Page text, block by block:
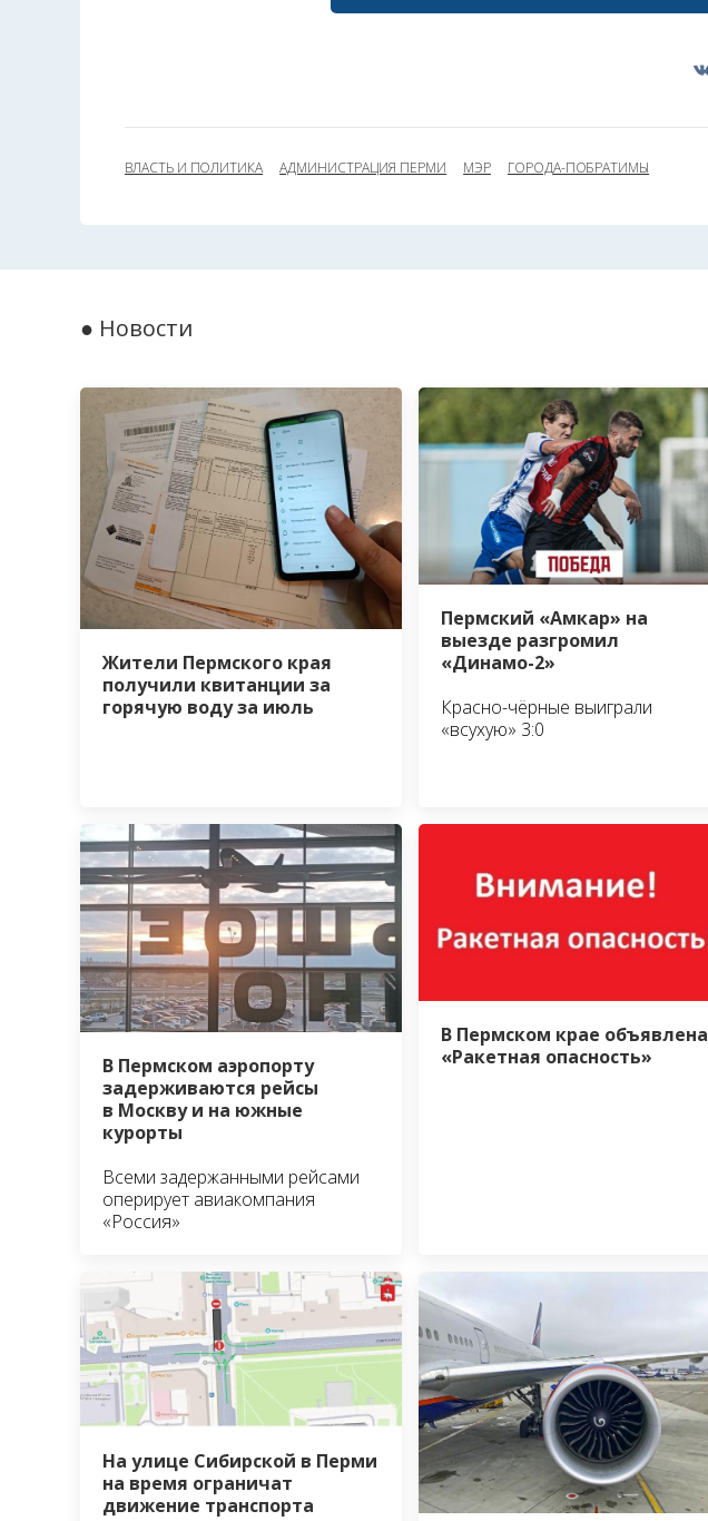
ВЛАСТЬ И ПОЛИТИКА АДМИНИСТРАЦИЯ ПЕРМИ МЭР ГОРОДА-ПОБРАТИМЫ
● Новости
Жители Пермского края
получили квитанции за
горячую воду за июль
Пермский «Амкар» на
выезде разгромил
«Динамо-2»
Красно-чёрные выиграли
«всухую» 3:0
В Пермском аэропорту
задерживаются рейсы
в Москву и на южные
курорты
Всеми задержанными рейсами
оперирует авиакомпания
«Россия»
В Пермском крае объявлена
«Ракетная опасность»
На улице Сибирской в Перми
на время ограничат
движение транспорта